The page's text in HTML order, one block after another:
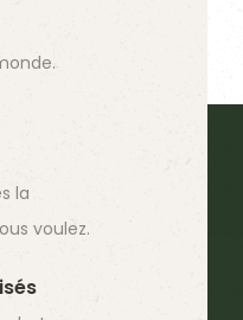
les ingrédients de
brutes” car il s’agit de la
(la cendre),
la
voulez.